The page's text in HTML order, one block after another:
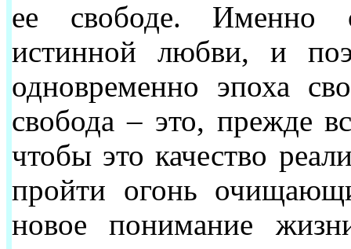
ее свободе. Именно
истинной любви, и
одновременно эпоха
свобода – это, прежде
чтобы это качество
пройти огонь
новое понимание